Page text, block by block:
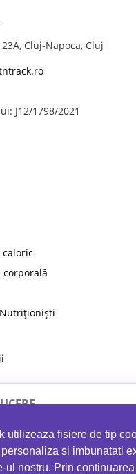
utilizeaza fisiere de tip
si imbunatati
ul nostru. Prin
Cluj-Napoca, Cluj
J12/1798/2021
corporală
MYPROTEIN